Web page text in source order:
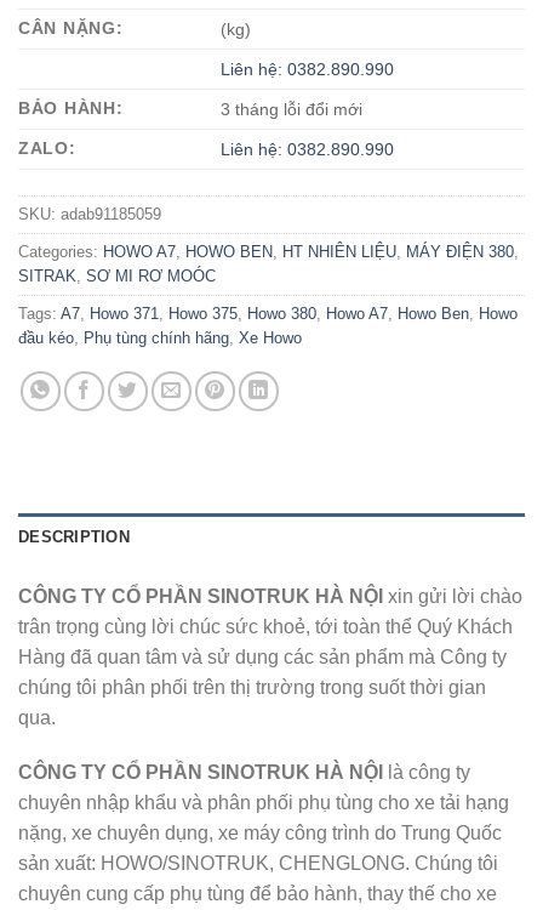
CÂN NẶNG:
(kg)
Liên hệ: 0382.890.990
BẢO HÀNH:
3 tháng lỗi đổi mới
ZALO:
Liên hệ: 0382.890.990
SKU: adab91185059
Categories: HOWO A7 HOWO BEN HT NHIÊN LIỆU MÁY ĐIỆN 380
SITRAK SƠ MI RƠ MOÓC
Tags: A7 Howo 371 Howo 375 Howo 380 Howo A7 Howo Ben Howo
đầu kéo Phụ tùng chính hãng Xe Howo
DESCRIPTION
CÔNG TY CỔ PHẦN SINOTRUK HÀ NỘI xin gửi lời chào
trân trọng cùng lời chúc sức khoẻ, tới toàn thể Quý Khách
Hàng đã quan tâm và sử dụng các sản phẩm mà Công ty
chúng tôi phân phối trên thị trường trong suốt thời gian
qua.
CÔNG TY CỔ PHẦN SINOTRUK HÀ NỘI
là công ty
chuyên nhập khẩu và phân phối phụ tùng cho xe tải hạng
nặng, xe chuyên dụng, xe máy công trình do Trung Quốc
sản xuất: HOWO/SINOTRUK, CHENGLONG. Chúng tôi
chuyên cung cấp phụ tùng để bảo hành, thay thế cho xe